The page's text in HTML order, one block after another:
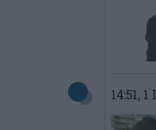
14:51, 1